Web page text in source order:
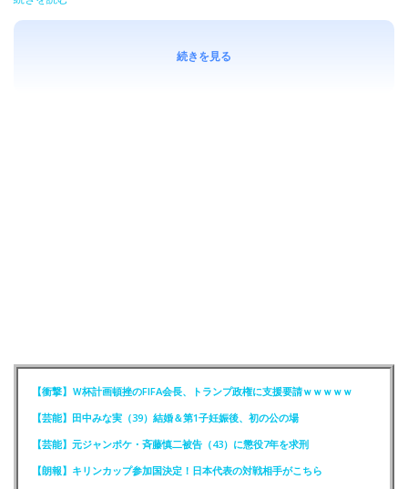
続きを見る
【衝撃】Ｗ杯計画頓挫のFIFA会長、トランプ政権に支援要請ｗｗｗｗｗ
【芸能】田中みな実（39）結婚＆第1子妊娠後、初の公の場
【芸能】元ジャンポケ・斉藤慎二被告（43）に懲役7年を求刑
【朗報】キリンカップ参加国決定！日本代表の対戦相手がこちら